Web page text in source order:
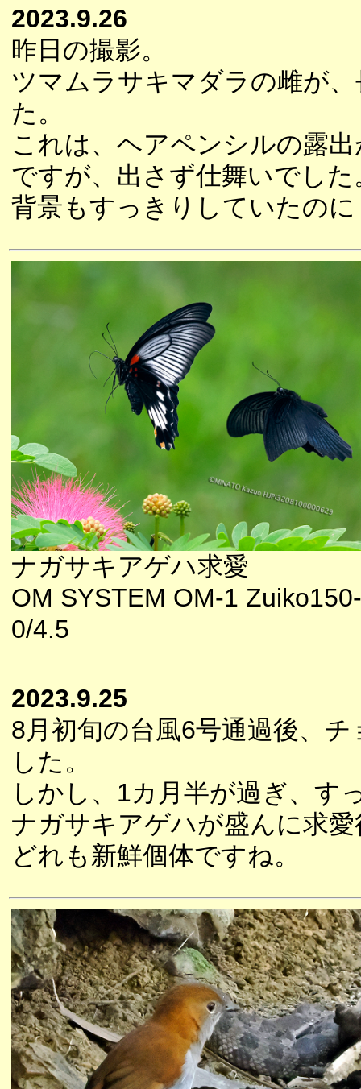
2023.9.26
昨日の撮影。
ツマムラサキマダラの雌が
た。
これは、ヘアペンシルの露
ですが、出さず仕舞いでした
背景もすっきりしていたの
ナガサキアゲハ求愛
OM SYSTEM OM-1
0/4.5
2023.9.25
8月初旬の台風6号通過後、
した。
しかし、1カ月半が過ぎ、す
ナガサキアゲハが盛んに求
どれも新鮮個体ですね。